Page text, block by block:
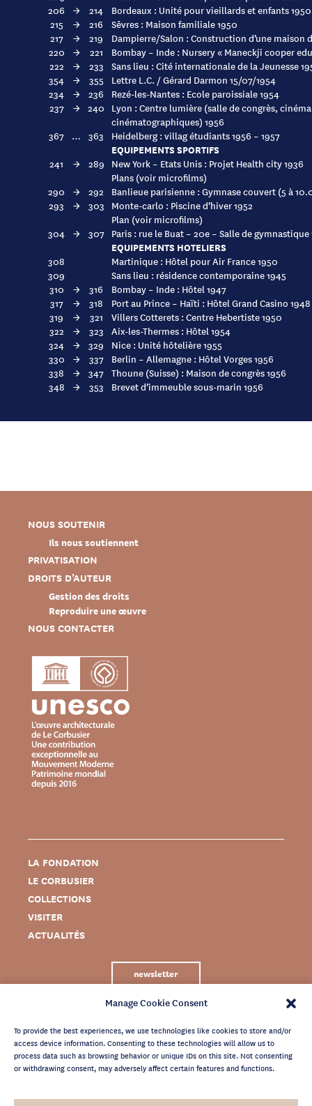
Manage Cookie Consent
To provide the best experiences, we use technologies like cookies to store and/or
access device information. Consenting to these technologies will allow us to
process data such as browsing behavior or unique IDs on this site. Not consenting
or withdrawing consent, may adversely affect certain features and functions.
206
→ 214
Bordeaux : Unité pour vieillards et enfants 1950
215
→ 216
Sêvres : Maison familiale 1950
217
→ 219
Dampierre/Salon : Construction d’une maison
220
→ 221
Bombay – Inde : Nursery « Maneckji cooper
222
→ 233 Sans lieu : Cité internationale de la Jeunesse
354
→ 355
Lettre L.C. / Gérard Darmon 15/07/1954
234
→ 236
Rezé-les-Nantes : Ecole paroissiale 1954
237
→ 240 Lyon : Centre lumière (salle de congrès,
cinématographiques) 1956
367 … 363 Heidelberg : villag étudiants 1956 – 1957
EQUIPEMENTS SPORTIFS
241 → 289 New York – Etats Unis : Projet Health city 1936
Plans (voir microfilms)
290
→ 292 Banlieue parisienne : Gymnase couvert (5 à
293
→ 303 Monte-carlo : Piscine d’hiver 1952
Plan (voir microfilms)
304 → 307 Paris : rue le Buat – 20e – Salle de gymnastique
EQUIPEMENTS HOTELIERS
308
Martinique : Hôtel pour Air France 1950
309
Sans lieu : résidence contemporaine 1945
310
→ 316
Bombay – Inde : Hôtel 1947
317
→ 318
Port au Prince – Haïti : Hôtel Grand Casino 1948
319
→ 321
Villers Cotterets : Centre Hebertiste 1950
322
→ 323 Aix-les-Thermes : Hôtel 1954
324
→ 329
Nice : Unité hôtelière 1955
330
→ 337
Berlin – Allemagne : Hôtel Vorges 1956
338
→ 347 Thoune (Suisse) : Maison de congrès 1956
348
→ 353 Brevet d’immeuble sous-marin 1956
NOUS SOUTENIR
Ils nous soutiennent
PRIVATISATION
DROITS D’AUTEUR
Gestion des droits
Reproduire une œuvre
NOUS CONTACTER
LA FONDATION
LE CORBUSIER
COLLECTIONS
VISITER
ACTUALITÉS
newsletter
MENTIONS LÉGALES